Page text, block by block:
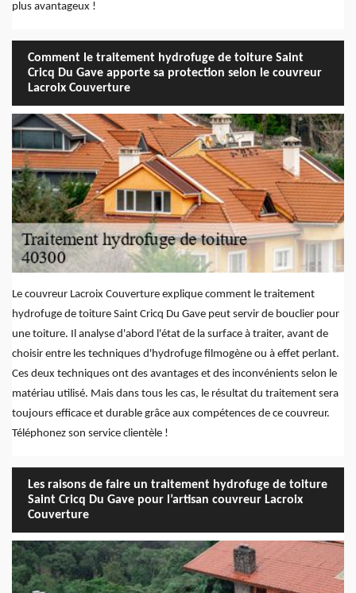
plus avantageux !
Comment le traitement hydrofuge de toiture Saint
Cricq Du Gave apporte sa protection selon le couvreur
Lacroix Couverture
Le couvreur Lacroix Couverture explique comment le traitement
hydrofuge de toiture Saint Cricq Du Gave peut servir de bouclier pour
une toiture. Il analyse d'abord l'état de la surface à traiter, avant de
choisir entre les techniques d'hydrofuge filmogène ou à effet perlant.
Ces deux techniques ont des avantages et des inconvénients selon le
matériau utilisé. Mais dans tous les cas, le résultat du traitement sera
toujours efficace et durable grâce aux compétences de ce couvreur.
Téléphonez son service clientèle !
Les raisons de faire un traitement hydrofuge de toiture
Saint Cricq Du Gave pour l’artisan couvreur Lacroix
Couverture